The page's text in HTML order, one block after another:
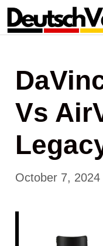
Skip
to
Vs
October 7, 2024